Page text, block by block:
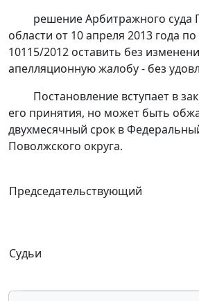
решениеАрбитражного суда
области от 10 апреля 2013 года
10115/2012 оставить без
апелляционную жалобу - без
Постановление вступает в
его принятия, но может быть
двухмесячный срок в
Поволжского округа.
Председательствующий
Судьи